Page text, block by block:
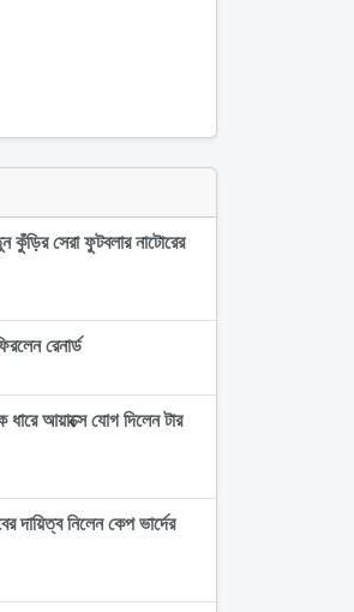
কুঁড়ির সেরা ফুটবলার নাটোরের
রেনার্ড
ধারে আয়াক্সে যোগ দিলেন টার
দায়িত্ব নিলেন কেপ ভার্দের